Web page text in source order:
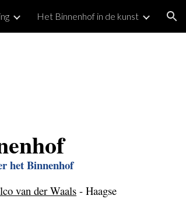
Het Binnenhof in de kunst
het Binnenhof
van der Waals - Haagse